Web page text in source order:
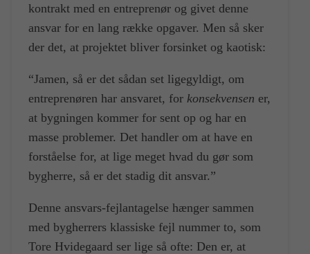
kontrakt med en entreprenør og givet denne
ansvar for en lang række opgaver. Men så sker
der det, at projektet bliver forsinket og kaotisk:
“Jamen, så er det sådan set ligegyldigt, om
entreprenøren har ansvaret, for konsekvensen er,
at bygningen kommer for sent op og har en
masse problemer. Det handler om at have en
forståelse for, at lige meget hvad du gør som
bygherre, så er det stadig dit ansvar.”
Denne ansvars-fejlantagelse hænger sammen
med bygherrers klassiske fejl nummer to, som
Tore Hvidegaard ser lige så ofte: Den er, at